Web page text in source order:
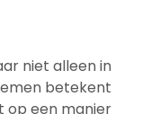
niet alleen in
betekent
op een manier